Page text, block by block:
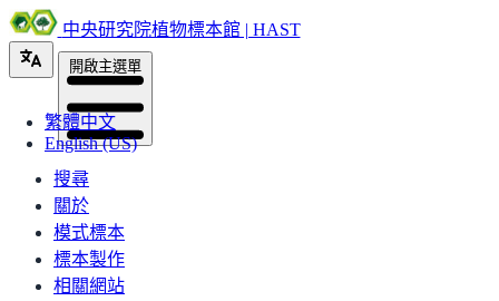
中央研究院植物標本館 | HAST
繁體中文
English (US)
開啟主選單
搜尋
關於
模式標本
標本製作
相關網站